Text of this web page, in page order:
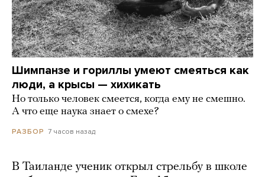
Шимпанзе и гориллы умеют смеяться как
люди, а крысы — хихикать
Но только человек смеется, когда ему не смешно.
А что еще наука знает о смехе?
РАЗБОР 7 часов назад
В Таиланде ученик открыл стрельбу в школе